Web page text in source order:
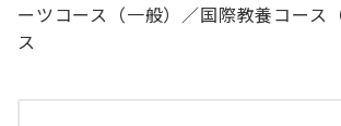
ーツコース（一般）／国際教養コース
ス